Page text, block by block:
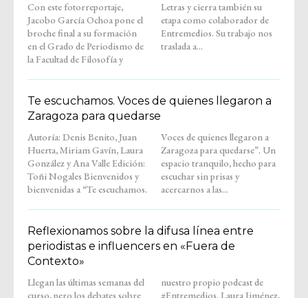
Con este fotorreportaje,
Jacobo García Ochoa pone el
broche final a su formación
en el Grado de Periodismo de
la Facultad de Filosofía y
Letras y cierra también su
etapa como colaborador de
Entremedios. Su trabajo nos
traslada a...
Te escuchamos. Voces de quienes llegaron a
Zaragoza para quedarse
Autoría: Denis Benito, Juan
Huerta, Miriam Gavín, Laura
González y Ana Valle Edición:
Toñi Nogales Bienvenidos y
bienvenidas a “Te escuchamos.
Voces de quienes llegaron a
Zaragoza para quedarse”. Un
espacio tranquilo, hecho para
escuchar sin prisas y
acercarnos a las...
Reflexionamos sobre la difusa línea entre
periodistas e influencers en «Fuera de
Contexto»
Llegan las últimas semanas del
curso, pero los debates sobre
nuestro propio podcast de
#Entremedios. Laura Jiménez,